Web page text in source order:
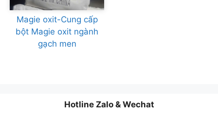
Magie oxit-Cung cấp
bột Magie oxit ngành
gạch men
Hotline Zalo & Wechat